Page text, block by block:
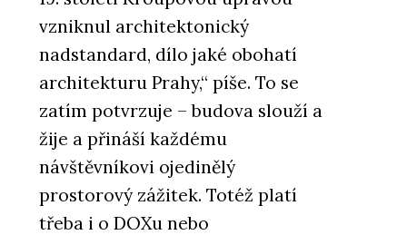
vzniknul architektonický
nadstandard, dílo jaké obohatí
architekturu Prahy,“ píše. To se
zatím potvrzuje – budova slouží a
žije a přináší každému
návštěvníkovi ojedinělý
prostorový zážitek. Totéž platí
třeba i o DOXu nebo